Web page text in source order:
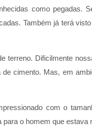
como pegadas.
Também já terá
terreno. Dificilmente
cimento. Mas, em
com o
o homem que estava